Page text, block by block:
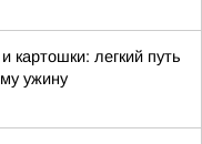
картошки: легкий путь
ужину